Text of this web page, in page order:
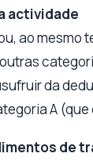
actividade
ao mesmo
da
A (que
de